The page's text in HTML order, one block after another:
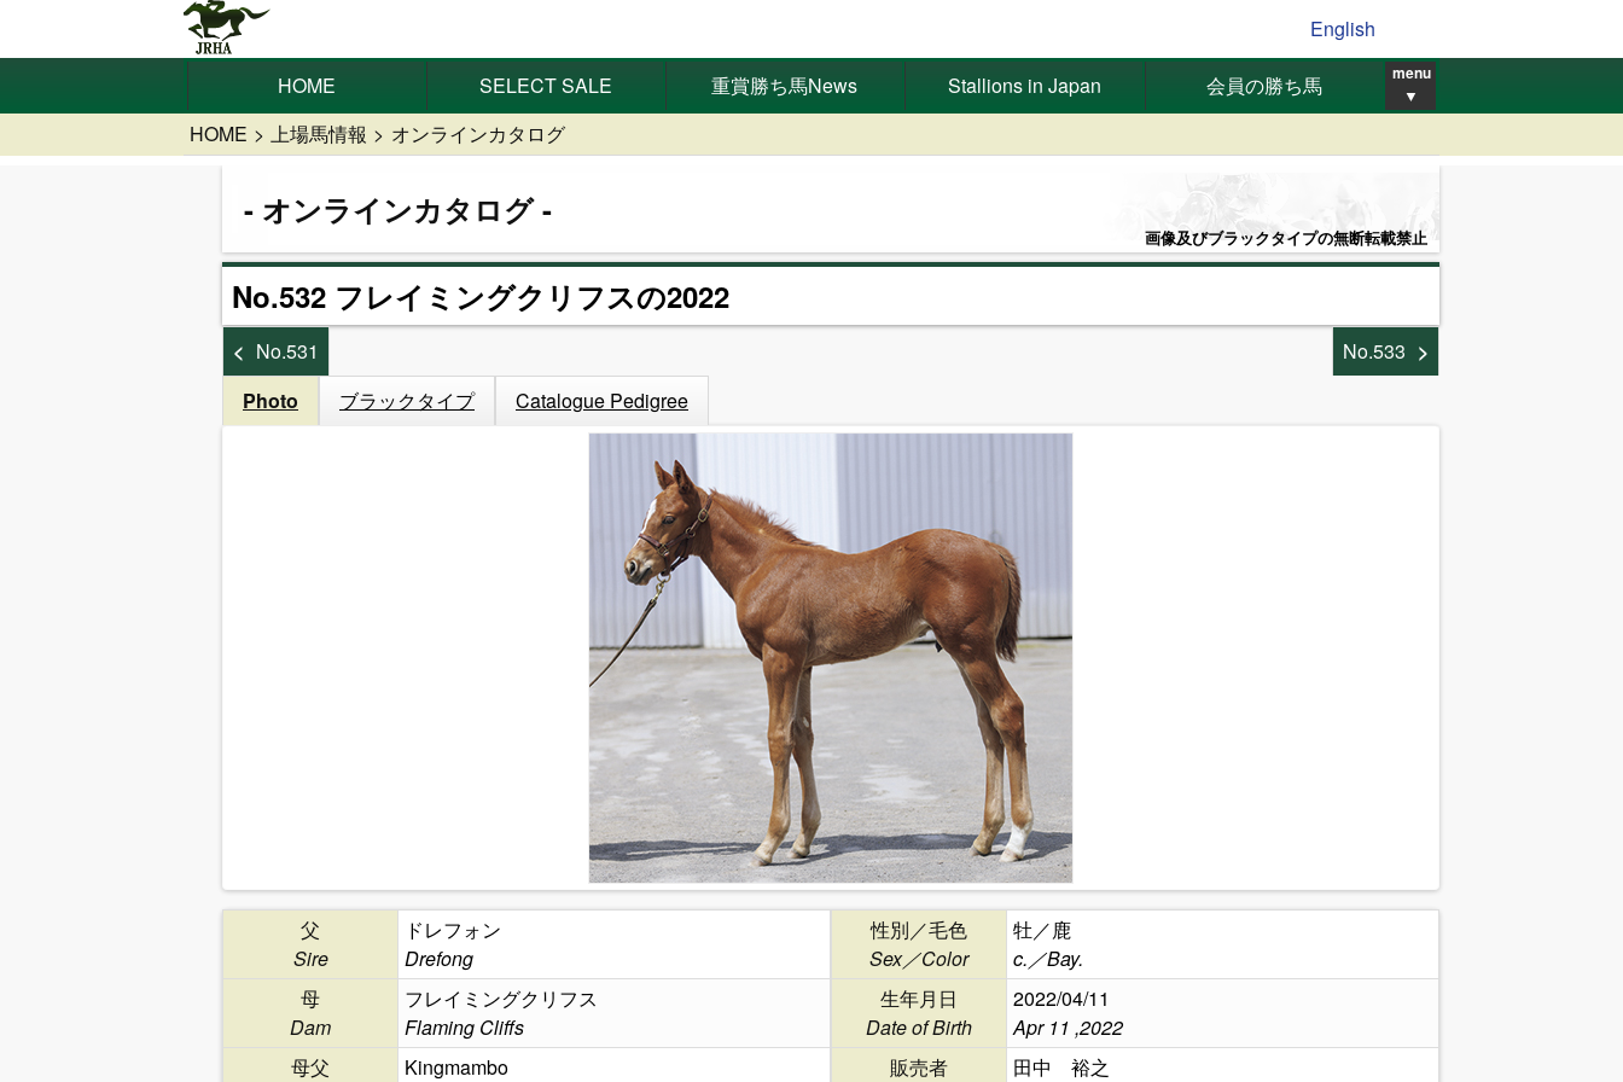
English
HOME SELECT SALE 重賞勝ち馬News Stallions in Japan 会員の勝ち馬 menu
▼
HOME 上場馬情報 オンラインカタログ
オンラインカタログ
画像及びブラックタイプの無断転載禁止
No.532 フレイミングクリフスの2022
No.531
No.533
Photo
ブラックタイプ Catalogue Pedigree
父
Sire
ドレフォン
Drefong
母
Dam
フレイミングクリフス
Flaming Cliffs
母父
Kingmambo
性別／毛色
Sex／Color
牡／鹿
c.／Bay.
生年月日
Date of Birth
2022/04/11
Apr 11 ,2022
販売者
田中 裕之